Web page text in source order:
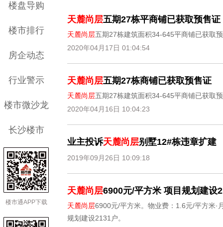
楼盘导购
楼市排行
房企动态
行业警示
楼市微沙龙
长沙楼市
楼市通APP下载
天麓尚层五期27栋平商铺已获取预售证
天麓尚层五期27栋建筑面积34-645平商铺已获取
2020年04月17日 01:04:54
天麓尚层五期27栋商铺已获取预售证
天麓尚层五期27栋建筑面积34-645平商铺已获取
2020年04月16日 10:04:23
业主投诉天麓尚层别墅12#栋违章扩建
2019年09月26日 10:09:18
天麓尚层6900元/平方米 项目规划建设
天麓尚层6900元/平方米。物业费：1.6元/平方米·
规划建设2131户。